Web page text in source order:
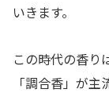
いきます。
この時代の香り
「調合香」が